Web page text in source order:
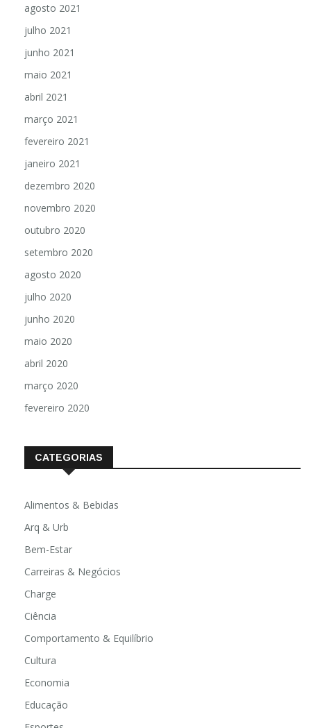
agosto 2021
julho 2021
junho 2021
maio 2021
abril 2021
março 2021
fevereiro 2021
janeiro 2021
dezembro 2020
novembro 2020
outubro 2020
setembro 2020
agosto 2020
julho 2020
junho 2020
maio 2020
abril 2020
março 2020
fevereiro 2020
CATEGORIAS
Alimentos & Bebidas
Arq & Urb
Bem-Estar
Carreiras & Negócios
Charge
Ciência
Comportamento & Equilíbrio
Cultura
Economia
Educação